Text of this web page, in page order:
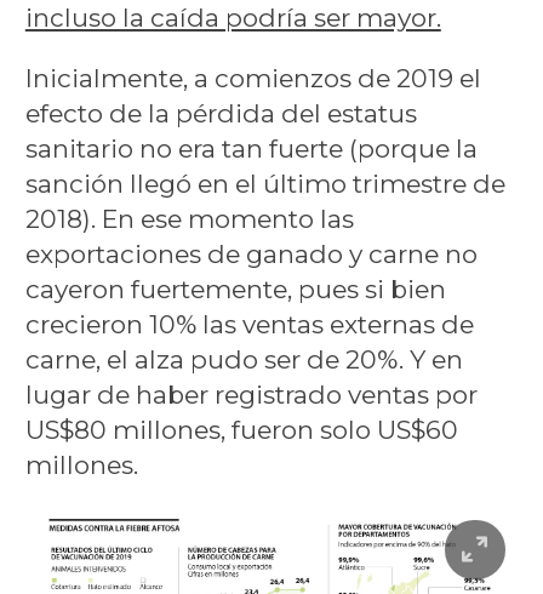
incluso la caída podría ser mayor.
Inicialmente, a comienzos de 2019 el
efecto de la pérdida del estatus
sanitario no era tan fuerte (porque la
sanción llegó en el último trimestre de
2018). En ese momento las
exportaciones de ganado y carne no
cayeron fuertemente, pues si bien
crecieron 10% las ventas externas de
carne, el alza pudo ser de 20%. Y en
lugar de haber registrado ventas por
US$80 millones, fueron solo US$60
millones.